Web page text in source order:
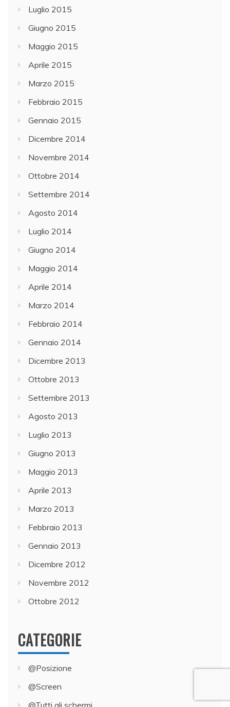
Luglio 2015
Giugno 2015
Maggio 2015
Aprile 2015
Marzo 2015
Febbraio 2015
Gennaio 2015
Dicembre 2014
Novembre 2014
Ottobre 2014
Settembre 2014
Agosto 2014
Luglio 2014
Giugno 2014
Maggio 2014
Aprile 2014
Marzo 2014
Febbraio 2014
Gennaio 2014
Dicembre 2013
Ottobre 2013
Settembre 2013
Agosto 2013
Luglio 2013
Giugno 2013
Maggio 2013
Aprile 2013
Marzo 2013
Febbraio 2013
Gennaio 2013
Dicembre 2012
Novembre 2012
Ottobre 2012
CATEGORIE
@Posizione
@Screen
@Tutti gli schermi